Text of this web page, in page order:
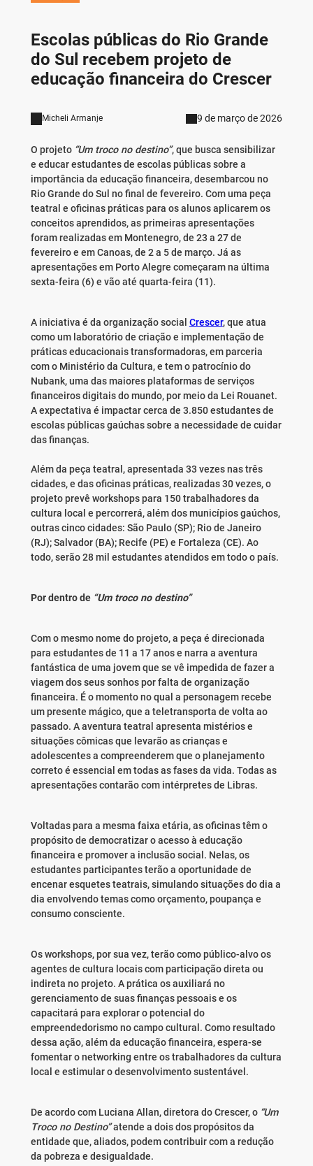
Escolas públicas do Rio Grande
do Sul recebem projeto de
educação financeira do Crescer
Micheli Armanje 9 de março de 2026
O projeto “Um troco no destino”, que busca sensibilizar
e educar estudantes de escolas públicas sobre a
importância da educação financeira, desembarcou no
Rio Grande do Sul no final de fevereiro. Com uma peça
teatral e oficinas práticas para os alunos aplicarem os
conceitos aprendidos, as primeiras apresentações
foram realizadas em Montenegro, de 23 a 27 de
fevereiro e em Canoas, de 2 a 5 de março. Já as
apresentações em Porto Alegre começaram na última
sexta-feira (6) e vão até quarta-feira (11).
A iniciativa é da organização social Crescer, que atua
como um laboratório de criação e implementação de
práticas educacionais transformadoras, em parceria
com o Ministério da Cultura, e tem o patrocínio do
Nubank, uma das maiores plataformas de serviços
financeiros digitais do mundo, por meio da Lei Rouanet.
A expectativa é impactar cerca de 3.850 estudantes de
escolas públicas gaúchas sobre a necessidade de cuidar
das finanças.
Além da peça teatral, apresentada 33 vezes nas três
cidades, e das oficinas práticas, realizadas 30 vezes, o
projeto prevê workshops para 150 trabalhadores da
cultura local e percorrerá, além dos municípios gaúchos,
outras cinco cidades: São Paulo (SP); Rio de Janeiro
(RJ); Salvador (BA); Recife (PE) e Fortaleza (CE). Ao
todo, serão 28 mil estudantes atendidos em todo o país.
Por dentro de “Um troco no destino”
Com o mesmo nome do projeto, a peça é direcionada
para estudantes de 11 a 17 anos e narra a aventura
fantástica de uma jovem que se vê impedida de fazer a
viagem dos seus sonhos por falta de organização
financeira. É o momento no qual a personagem recebe
um presente mágico, que a teletransporta de volta ao
passado. A aventura teatral apresenta mistérios e
situações cômicas que levarão as crianças e
adolescentes a compreenderem que o planejamento
correto é essencial em todas as fases da vida. Todas as
apresentações contarão com intérpretes de Libras.
Voltadas para a mesma faixa etária, as oficinas têm o
propósito de democratizar o acesso à educação
financeira e promover a inclusão social. Nelas, os
estudantes participantes terão a oportunidade de
encenar esquetes teatrais, simulando situações do dia a
dia envolvendo temas como orçamento, poupança e
consumo consciente.
Os workshops, por sua vez, terão como público-alvo os
agentes de cultura locais com participação direta ou
indireta no projeto. A prática os auxiliará no
gerenciamento de suas finanças pessoais e os
capacitará para explorar o potencial do
empreendedorismo no campo cultural. Como resultado
dessa ação, além da educação financeira, espera-se
fomentar o networking entre os trabalhadores da cultura
local e estimular o desenvolvimento sustentável.
De acordo com Luciana Allan, diretora do Crescer, o “Um
Troco no Destino”atende a dois dos propósitos da
entidade que, aliados, podem contribuir com a redução
da pobreza e desigualdade.